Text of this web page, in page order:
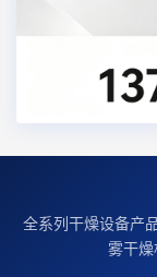
全系列干燥设备产
雾干